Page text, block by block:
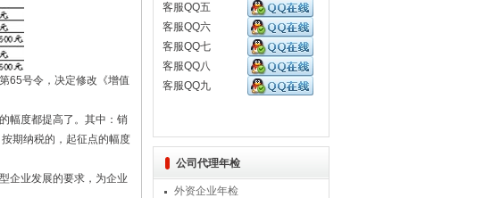
65号令，决定修改《增值
幅度都提高了。其中：销
期纳税的，起征点的幅度
企业发展的要求，为企业
客服QQ五
客服QQ六
客服QQ七
客服QQ八
客服QQ九
公司代理年检
外资企业年检